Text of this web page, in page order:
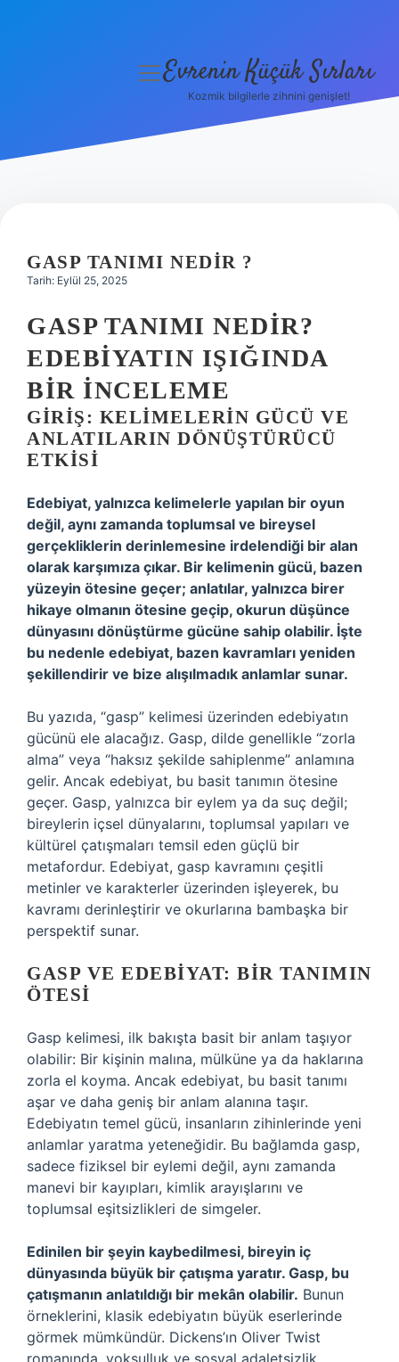
Hakkımızda
menüyü
Evrenin Küçük Sırları
Kozmik bilgilerle zihnini genişlet!
GASP TANIMI NEDIR ?
Tarih: Eylül 25, 2025
GASP TANIMI NEDIR?
EDEBIYATIN IŞIĞINDA
BIR İNCELEME
GIRIŞ: KELIMELERIN GÜCÜ VE
ANLATILARIN DÖNÜŞTÜRÜCÜ
ETKISI
Edebiyat, yalnızca kelimelerle yapılan bir oyun
değil, aynı zamanda toplumsal ve bireysel
gerçekliklerin derinlemesine irdelendiği bir alan
olarak karşımıza çıkar. Bir kelimenin gücü, bazen
yüzeyin ötesine geçer; anlatılar, yalnızca birer
hikaye olmanın ötesine geçip, okurun düşünce
dünyasını dönüştürme gücüne sahip olabilir. İşte
bu nedenle edebiyat, bazen kavramları yeniden
şekillendirir ve bize alışılmadık anlamlar sunar.
Bu yazıda, “gasp” kelimesi üzerinden edebiyatın
gücünü ele alacağız. Gasp, dilde genellikle “zorla
alma” veya “haksız şekilde sahiplenme” anlamına
gelir. Ancak edebiyat, bu basit tanımın ötesine
geçer. Gasp, yalnızca bir eylem ya da suç değil;
bireylerin içsel dünyalarını, toplumsal yapıları ve
kültürel çatışmaları temsil eden güçlü bir
metafordur. Edebiyat, gasp kavramını çeşitli
metinler ve karakterler üzerinden işleyerek, bu
kavramı derinleştirir ve okurlarına bambaşka bir
perspektif sunar.
GASP VE EDEBIYAT: BIR TANIMIN
ÖTESI
Gasp kelimesi, ilk bakışta basit bir anlam taşıyor
olabilir: Bir kişinin malına, mülküne ya da haklarına
zorla el koyma. Ancak edebiyat, bu basit tanımı
aşar ve daha geniş bir anlam alanına taşır.
Edebiyatın temel gücü, insanların zihinlerinde yeni
anlamlar yaratma yeteneğidir. Bu bağlamda gasp,
sadece fiziksel bir eylemi değil, aynı zamanda
manevi bir kayıpları, kimlik arayışlarını ve
toplumsal eşitsizlikleri de simgeler.
Edinilen bir şeyin kaybedilmesi, bireyin iç
dünyasında büyük bir çatışma yaratır. Gasp, bu
çatışmanın anlatıldığı bir mekân olabilir. Bunun
örneklerini, klasik edebiyatın büyük eserlerinde
görmek mümkündür. Dickens’ın Oliver Twist
romanında, yoksulluk ve sosyal adaletsizlik,